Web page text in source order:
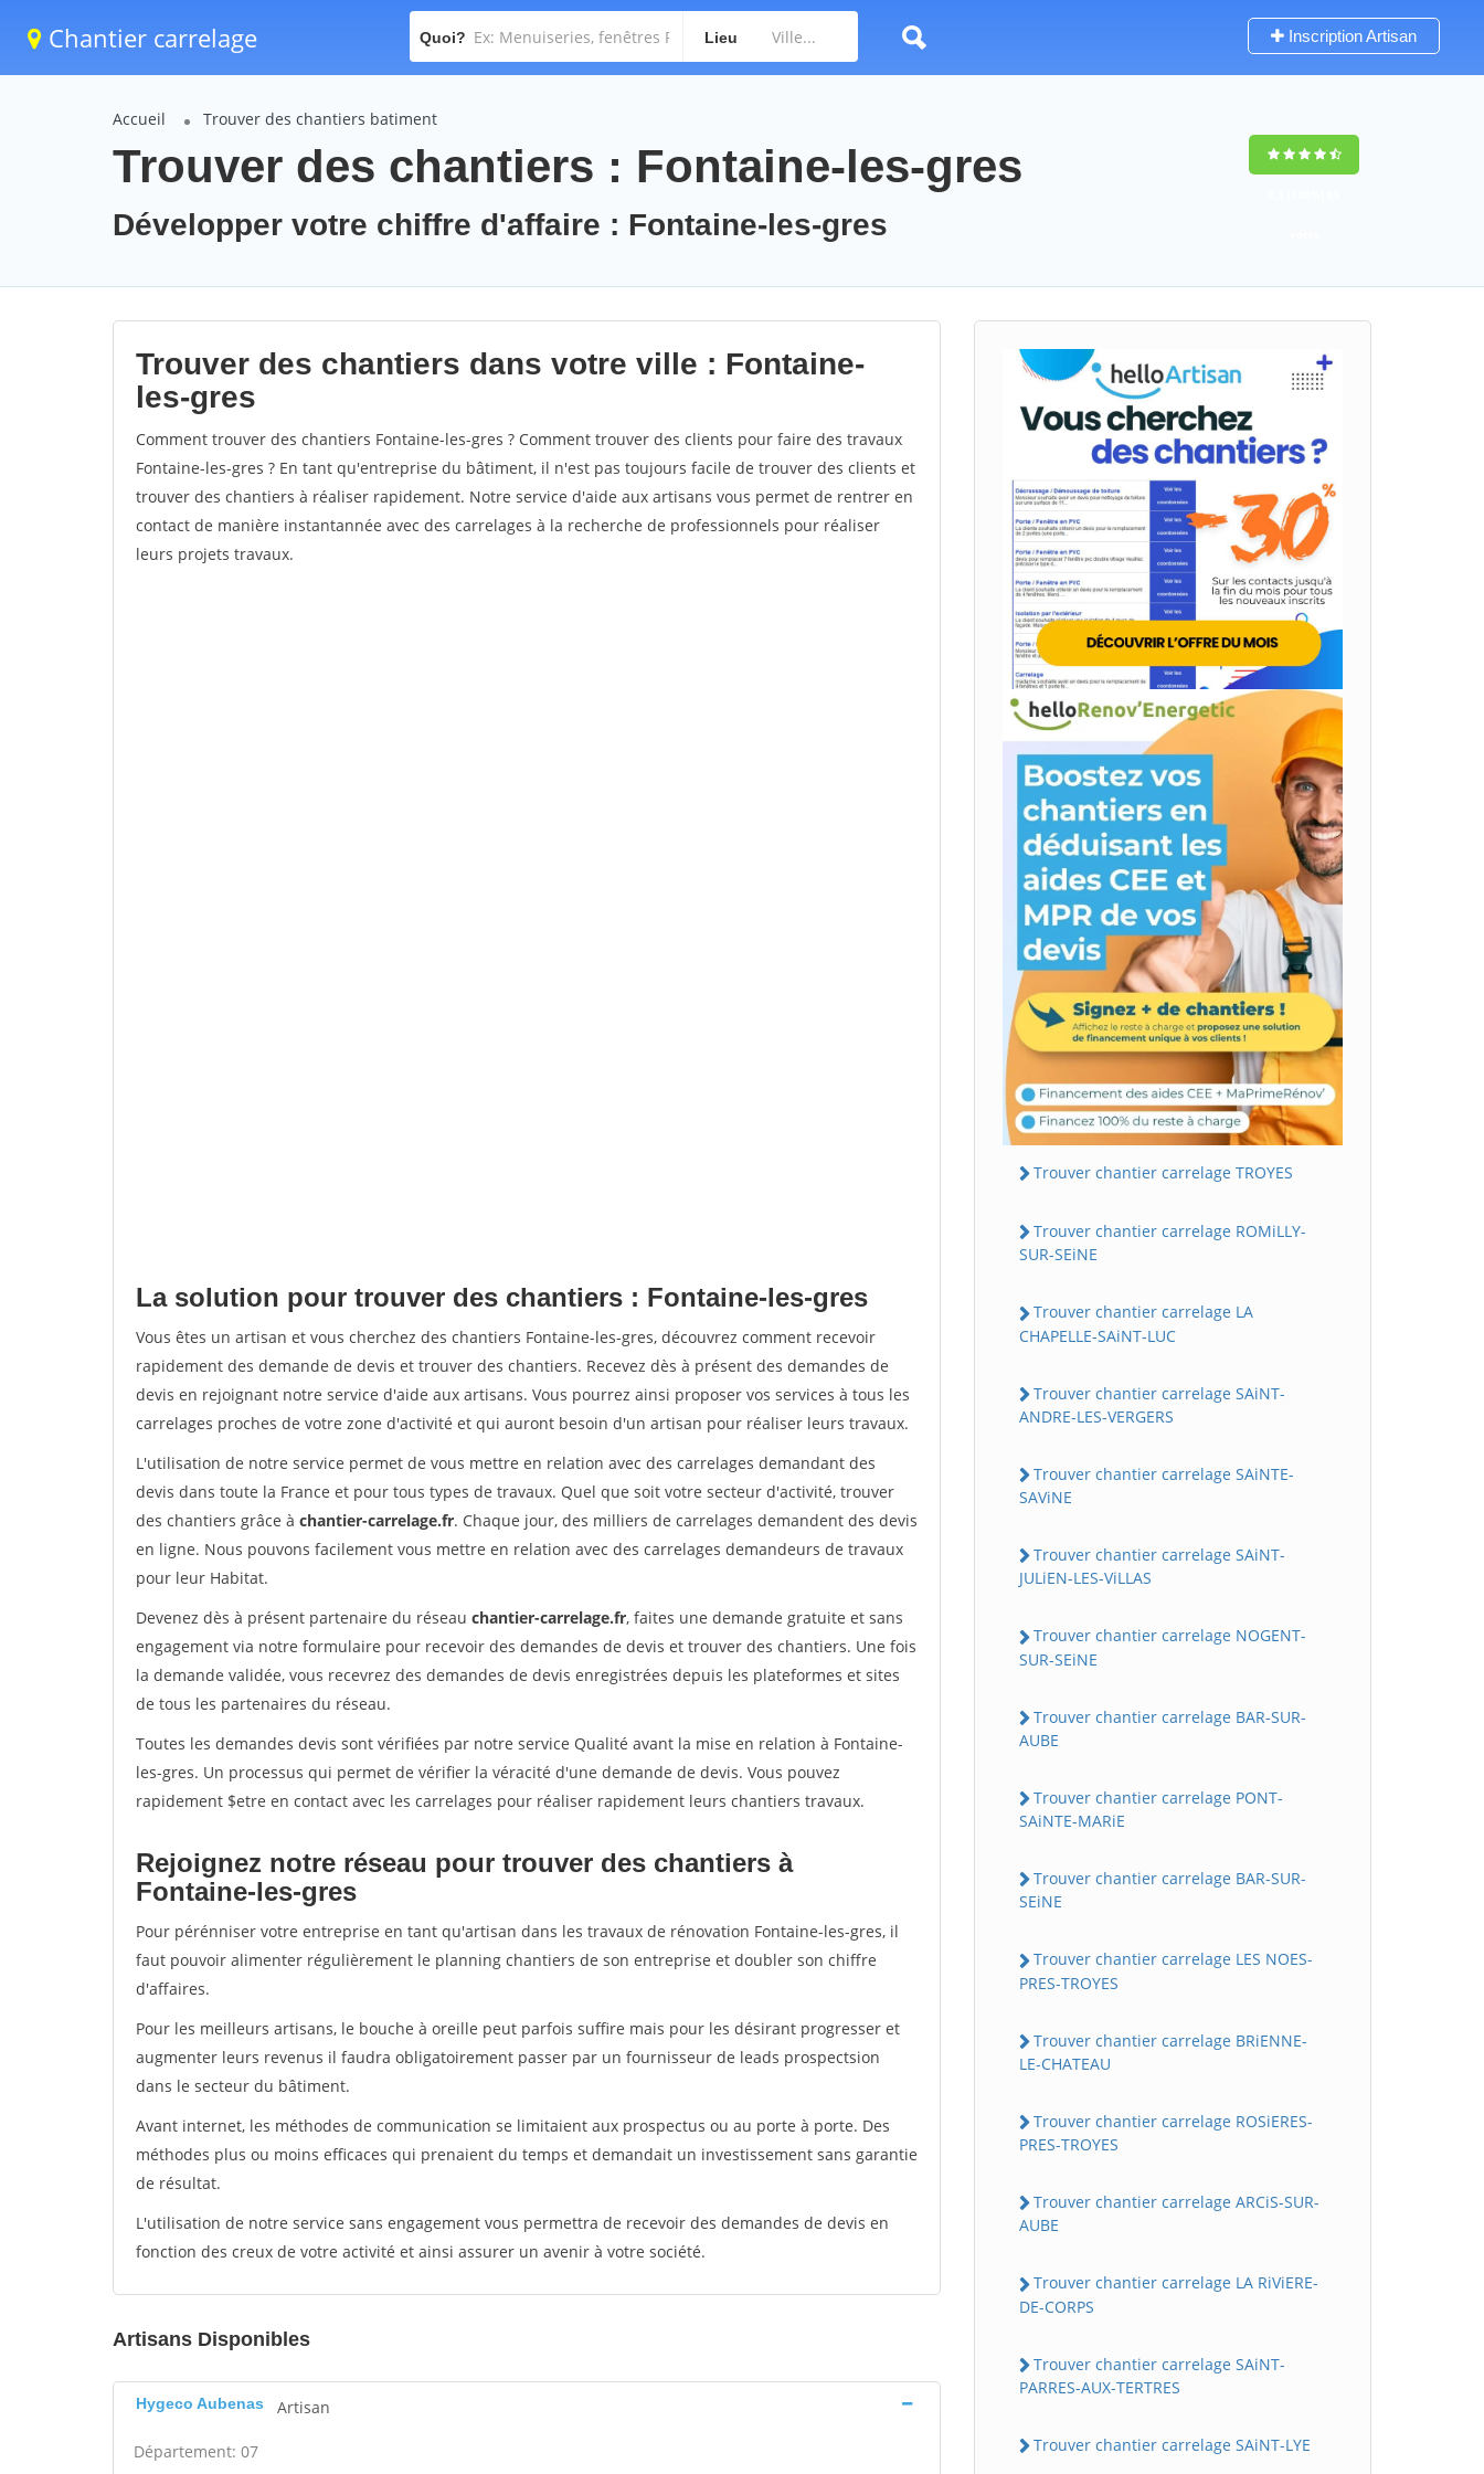
Chantier carrelage Quoi? Lieu Inscription Artisan
Accueil Trouver des chantiers batiment
Trouver des chantiers : Fontaine-les-gres
Développer votre chiffre d'affaire : Fontaine-les-gres
Trouver des chantiers dans votre ville : Fontaine-
les-gres
Comment trouver des chantiers Fontaine-les-gres ? Comment trouver des clients pour faire des travaux
Fontaine-les-gres ? En tant qu'entreprise du bâtiment, il n'est pas toujours facile de trouver des clients et
trouver des chantiers à réaliser rapidement. Notre service d'aide aux artisans vous permet de rentrer en
contact de manière instantannée avec des carrelages à la recherche de professionnels pour réaliser
leurs projets travaux.
La solution pour trouver des chantiers : Fontaine-les-gres
Vous êtes un artisan et vous cherchez des chantiers Fontaine-les-gres, découvrez comment recevoir
rapidement des demande de devis et trouver des chantiers. Recevez dès à présent des demandes de
devis en rejoignant notre service d'aide aux artisans. Vous pourrez ainsi proposer vos services à tous les
carrelages proches de votre zone d'activité et qui auront besoin d'un artisan pour réaliser leurs travaux.
L'utilisation de notre service permet de vous mettre en relation avec des carrelages demandant des
devis dans toute la France et pour tous types de travaux. Quel que soit votre secteur d'activité, trouver
des chantiers grâce à chantier-carrelage.fr. Chaque jour, des milliers de carrelages demandent des devis
en ligne. Nous pouvons facilement vous mettre en relation avec des carrelages demandeurs de travaux
pour leur Habitat.
Devenez dès à présent partenaire du réseau chantier-carrelage.fr, faites une demande gratuite et sans
engagement via notre formulaire pour recevoir des demandes de devis et trouver des chantiers. Une fois
la demande validée, vous recevrez des demandes de devis enregistrées depuis les plateformes et sites
de tous les partenaires du réseau.
Toutes les demandes devis sont vérifiées par notre service Qualité avant la mise en relation à Fontaine-
les-gres. Un processus qui permet de vérifier la véracité d'une demande de devis. Vous pouvez
rapidement $etre en contact avec les carrelages pour réaliser rapidement leurs chantiers travaux.
Rejoignez notre réseau pour trouver des chantiers à
Fontaine-les-gres
Pour pérénniser votre entreprise en tant qu'artisan dans les travaux de rénovation Fontaine-les-gres, il
faut pouvoir alimenter régulièrement le planning chantiers de son entreprise et doubler son chiffre
d'affaires.
Pour les meilleurs artisans, le bouche à oreille peut parfois suffire mais pour les désirant progresser et
augmenter leurs revenus il faudra obligatoirement passer par un fournisseur de leads prospectsion
dans le secteur du bâtiment.
Avant internet, les méthodes de communication se limitaient aux prospectus ou au porte à porte. Des
méthodes plus ou moins efficaces qui prenaient du temps et demandait un investissement sans garantie
de résultat.
L'utilisation de notre service sans engagement vous permettra de recevoir des demandes de devis en
fonction des creux de votre activité et ainsi assurer un avenir à votre société.
Artisans Disponibles
Hygeco Aubenas Artisan
Département: 07
Trouver chantier carrelage TROYES
Trouver chantier carrelage ROMiLLY-
SUR-SEiNE
Trouver chantier carrelage LA
CHAPELLE-SAiNT-LUC
Trouver chantier carrelage SAiNT-
ANDRE-LES-VERGERS
Trouver chantier carrelage SAiNTE-
SAViNE
Trouver chantier carrelage SAiNT-
JULiEN-LES-ViLLAS
Trouver chantier carrelage NOGENT-
SUR-SEiNE
Trouver chantier carrelage BAR-SUR-
AUBE
Trouver chantier carrelage PONT-
SAiNTE-MARiE
Trouver chantier carrelage BAR-SUR-
SEiNE
Trouver chantier carrelage LES NOES-
PRES-TROYES
Trouver chantier carrelage BRiENNE-
LE-CHATEAU
Trouver chantier carrelage ROSiERES-
PRES-TROYES
Trouver chantier carrelage ARCiS-SUR-
AUBE
Trouver chantier carrelage LA RiViERE-
DE-CORPS
Trouver chantier carrelage SAiNT-
PARRES-AUX-TERTRES
Trouver chantier carrelage SAiNT-LYE